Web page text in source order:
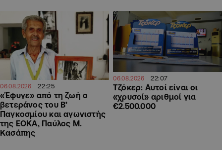
06.08.2026 22:25
«Έφυγε» από τη ζωή ο
βετεράνος του Β’
Παγκοσμίου και αγωνιστής
της ΕΟΚΑ, Παύλος Μ.
Κασάπης
06.08.2026 22:07
Τζόκερ: Αυτοί είναι οι
«χρυσοί» αριθμοί για
€2.500.000